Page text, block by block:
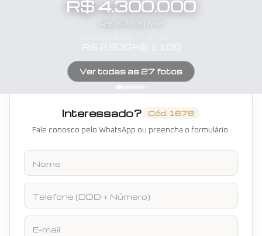
R$ 4.300.000
R$ 32.331 /m²
Ver todas as 27fotos
Interessado? Cód. 1678
Fale conosco pelo WhatsApp ou preencha o formulário.
Nome
Telefone
E-mail